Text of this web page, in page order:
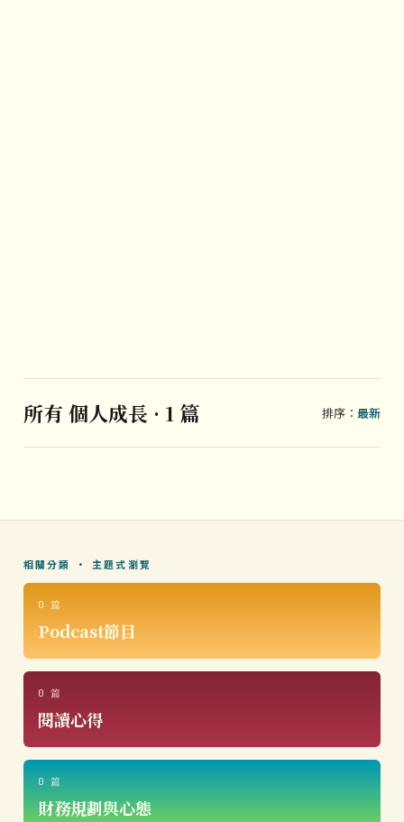
所有 個人成長 · 1 篇 排序：最新
相關分類 · 主題式瀏覽
0 篇
Podcast節目
0 篇
閱讀心得
0 篇
財務規劃與心態